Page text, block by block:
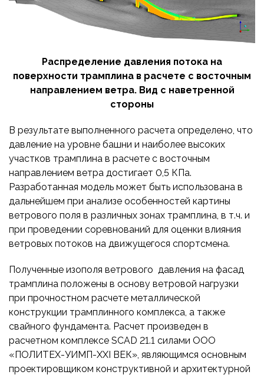
Распределение давления потока на
поверхности трамплина в расчете с восточным
направлением ветра. Вид с наветренной
стороны
В результате выполненного расчета определено, что
давление на уровне башни и наиболее высоких
участков трамплина в расчете с восточным
направлением ветра достигает 0,5 КПа.
Разработанная модель может быть использована в
дальнейшем при анализе особенностей картины
ветрового поля в различных зонах трамплина, в т.ч. и
при проведении соревнований для оценки влияния
ветровых потоков на движущегося спортсмена.
Полученные изополя ветрового давления на фасад
трамплина положены в основу ветровой нагрузки
при прочностном расчете металлической
конструкции трамплинного комплекса, а также
свайного фундамента. Расчет произведен в
расчетном комплексе SCAD 21.1 силами ООО
«ПОЛИТЕХ-УИМП-XXI ВЕК», являющимся основным
проектировщиком конструктивной и архитектурной